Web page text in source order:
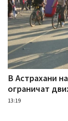
В Астрахани
ограничат
13:19